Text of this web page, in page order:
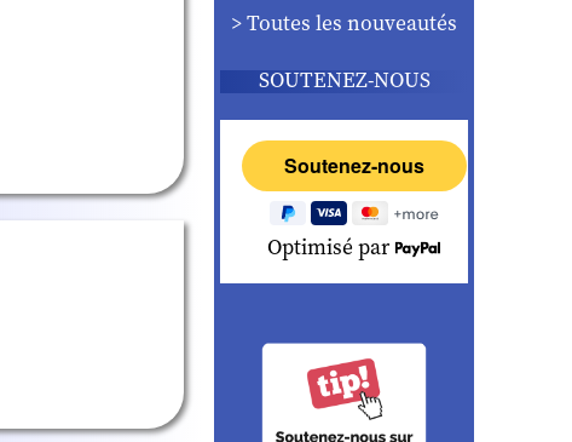
> Toutes les nouveautés
SOUTENEZ-NOUS
Optimisé par